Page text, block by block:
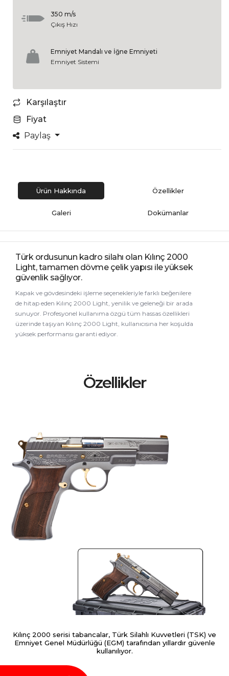
350 m/s
Çıkış Hızı
Emniyet Mandalı ve İğne Emniyeti
Emniyet Sistemi
Karşılaştır
Fiyat
Paylaş
Ürün Hakkında Özellikler
Galeri Dokümanlar
Türk ordusunun kadro silahı olan Kılınç 2000
Light, tamamen dövme çelik yapısı ile yüksek
güvenlik sağlıyor.
Kapak ve gövdesindeki işleme seçenekleriyle farklı beğenilere
de hitap eden Kılınç 2000 Light, yenilik ve geleneği bir arada
sunuyor. Profesyonel kullanıma özgü tüm hassas özellikleri
üzerinde taşıyan Kılınç 2000 Light, kullanıcısına her koşulda
yüksek performansı garanti ediyor.
Özellikler
Kılınç 2000 serisi tabancalar, Türk Silahlı Kuvvetleri (TSK) ve
Emniyet Genel Müdürlüğü (EGM) tarafından yıllardır güvenle
kullanılıyor.